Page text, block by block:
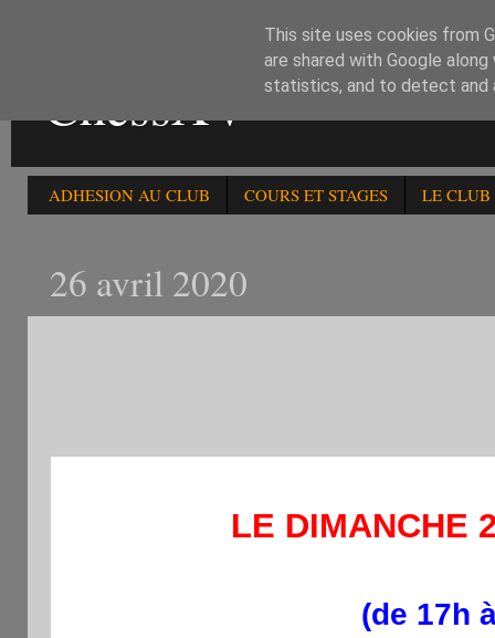
ChessXV
ADHESION AU CLUB COURS ET STAGES LE CLUB
26 avril 2020
LE DIMANCHE
(de 17h
This site uses cookies from
are shared with Google
statistics, and to detect and